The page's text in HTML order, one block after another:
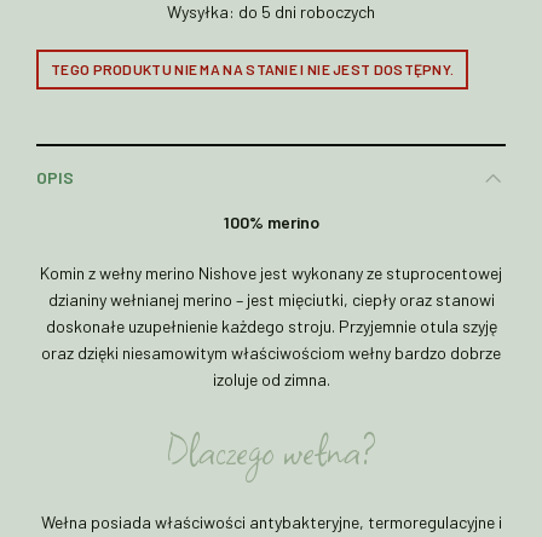
Wysyłka: do 5 dni roboczych
TEGO PRODUKTU NIE MA NA STANIE I NIE JEST DOSTĘPNY.
OPIS
100% merino
Komin z wełny merino Nishove jest wykonany ze stuprocentowej
dzianiny wełnianej merino – jest mięciutki, ciepły oraz stanowi
doskonałe uzupełnienie każdego stroju. Przyjemnie otula szyję
oraz dzięki niesamowitym właściwościom wełny bardzo dobrze
izoluje od zimna.
Dlaczego wełna?
Wełna posiada właściwości antybakteryjne, termoregulacyjne i